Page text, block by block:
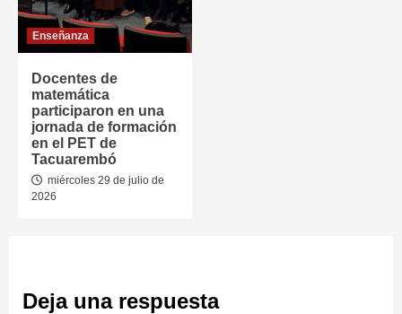
Enseñanza
Docentes de
matemática
participaron en una
jornada de formación
en el PET de
Tacuarembó
miércoles 29 de julio de
2026
Deja una respuesta